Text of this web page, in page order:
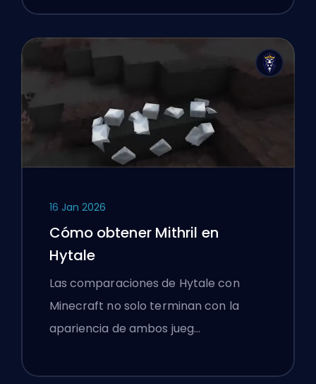
16 Jan 2026
Cómo obtener Mithril en
Hytale
Las comparaciones de Hytale con
Minecraft no solo terminan con la
apariencia de ambos jueg…